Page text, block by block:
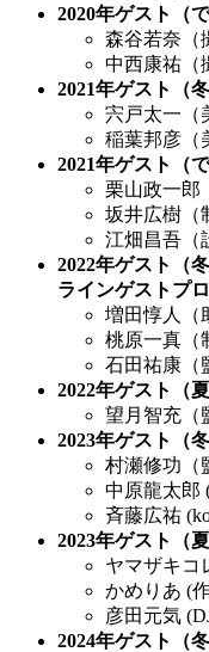
2020年ゲスト（
森谷若奈（
中西康祐（
2021年ゲスト（
宍戸太一（
稲葉邦彦（
2021年ゲスト（
栗山政一郎
坂井広樹（
江畑昌吾（
2022年ゲスト（
ラインゲストプロ
増田惇人（
桃原一真（
石田祐康（
2022年ゲスト（
望月智充（
2023年ゲスト（
村瀬修功（
中原龍太郎
斉藤広祐
2023年ゲスト（
ヤマザキコ
かめりあ (
彦田元気
2024年ゲスト（